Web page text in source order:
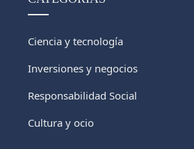
Ciencia y tecnología
Inversiones y negocios
Responsabilidad Social
Cultura y ocio